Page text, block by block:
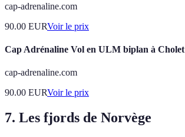
cap-adrenaline.com
90.00 EURVoir le prix
Cap Adrénaline Vol en ULM biplan à Cholet
cap-adrenaline.com
90.00 EURVoir le prix
7. Les fjords de Norvège